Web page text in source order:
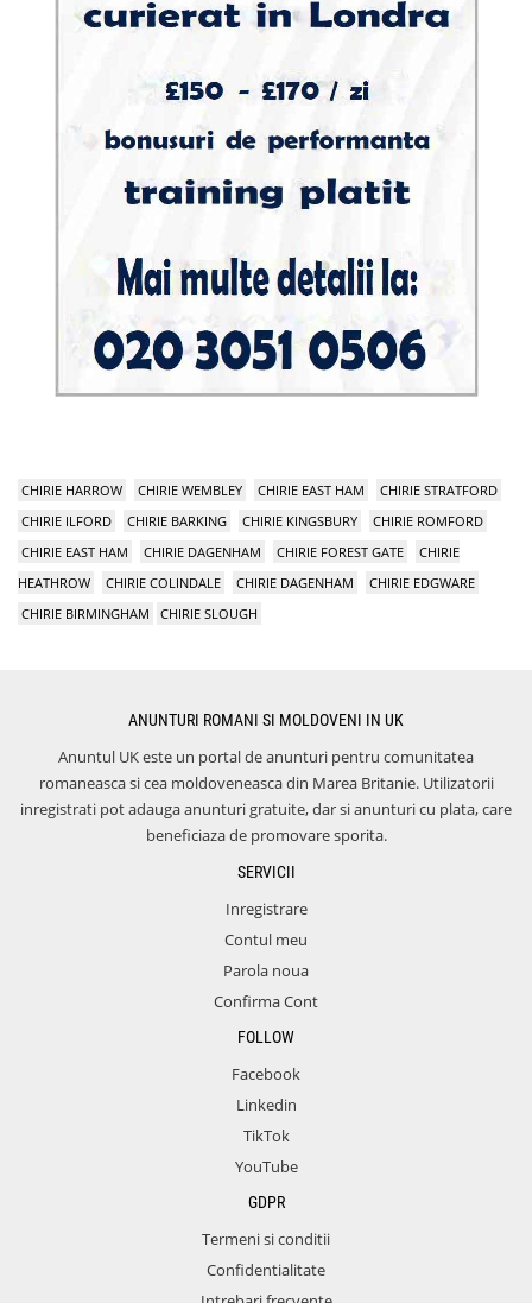
CHIRIE HARROW CHIRIE WEMBLEY CHIRIE EAST HAM
CHIRIE STRATFORD
CHIRIE ILFORD
CHIRIE BARKING CHIRIE KINGSBURY
CHIRIE ROMFORD
CHIRIE EAST HAM
CHIRIE DAGENHAM CHIRIE FOREST GATE
CHIRIE
HEATHROW
CHIRIE COLINDALE CHIRIE DAGENHAM
CHIRIE EDGWARE
CHIRIE BIRMINGHAM
CHIRIE SLOUGH
ANUNTURI ROMANI SI MOLDOVENI IN UK
Anuntul UK este un portal de anunturi pentru comunitatea
romaneasca si cea moldoveneasca din Marea Britanie. Utilizatorii
inregistrati pot adauga anunturi gratuite, dar si anunturi cu plata, care
beneficiaza de promovare sporita.
SERVICII
Inregistrare
Contul meu
Parola noua
Confirma Cont
FOLLOW
Facebook
Linkedin
TikTok
YouTube
GDPR
Termeni si conditii
Confidentialitate